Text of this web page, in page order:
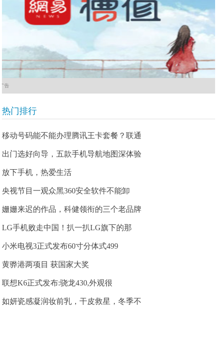
广告
热门排行
移动号码能不能办理腾讯王卡套餐？联通
出门选好向导，五款手机导航地图深体验
放下手机，热爱生活
央视节目一观众黑360安全软件不能卸
姗姗来迟的作品，科健领衔的三个老品牌
LG手机败走中国！扒一扒LG旗下的那
小米电视3正式发布60寸分体式499
黄骅港两项目 获国家大奖
联想K6正式发布:骁龙430,外观很
如妍瓷感凝润妆前乳，干皮救星，冬季不